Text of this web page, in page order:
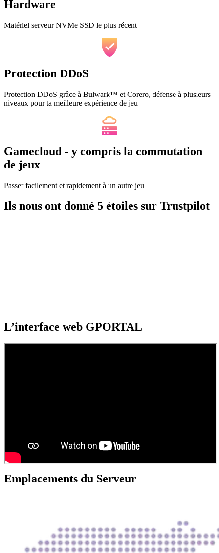
Hardware
Matériel serveur NVMe SSD le plus récent
Protection DDoS
Protection DDoS grâce à Bulwark™ et Corero, défense à plusieurs
niveaux pour ta meilleure expérience de jeu
Gamecloud - y compris la commutation
de jeux
Passer facilement et rapidement à un autre jeu
Ils nous ont donné 5 étoiles sur Trustpilot
L’interface web GPORTAL
Emplacements du Serveur